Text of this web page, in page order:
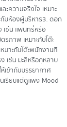
ความจริงใจ เหมาะ
กับห้องผู้บริหาร3. ดอก
เช่น แพนทรี่หรือ
รภาพ เหมาะกับโต๊ะ
มาะกับโต๊ะพนักงานที่
เช่น มะลิหรือกุหลาบ
เข้ากับบรรยากาศ
เรียบแต่ดูแพง Mood